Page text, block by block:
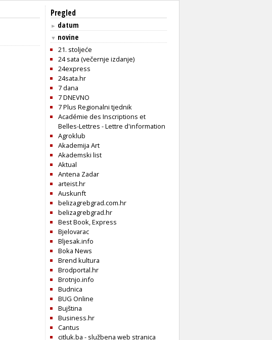
Pregled
► datum
▼ novine
21. stoljeće
24 sata (večernje izdanje)
24express
24sata.hr
7 dana
7 DNEVNO
7 Plus Regionalni tjednik
Académie des Inscriptions et
Belles-Lettres - Lettre d'information
Agroklub
Akademija Art
Akademski list
Aktual
Antena Zadar
arteist.hr
Auskunft
belizagrebgrad.com.hr
belizagrebgrad.hr
Best Book, Express
Bjelovarac
Bljesak.info
Boka News
Brend kultura
Brodportal.hr
Brotnjo.info
Budnica
BUG Online
Bujština
Business.hr
Cantus
citluk.ba - službena web stranica